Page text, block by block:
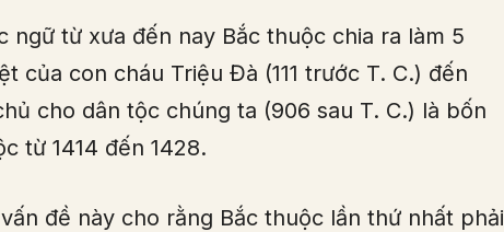
ngữ từ xưa đến nay Bắc thuộc chia ra làm 5
của con cháu Triệu Đà (111 trước T. C.) đến
cho dân tộc chúng ta (906 sau T. C.) là bốn
từ 1414 đến 1428.
đề này cho rằng Bắc thuộc lần thứ nhất phải